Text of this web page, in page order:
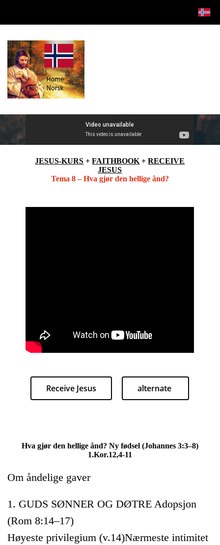
JESUS-KURS +FAITHBOOK +RECEIVE
JESUS
Tema 8 – Hva gjør den hellige ånd?
Receive Jesus alternate
Hva gjør den hellige ånd? Ny fødsel (Johannes 3:3–8)
1.Kor.12,4-11
Om åndelige gaver
1. GUDS SØNNER OG DØTRE Adopsjon
(Rom 8:14–17)
Høyeste privilegium (v.14)Nærmeste intimitet